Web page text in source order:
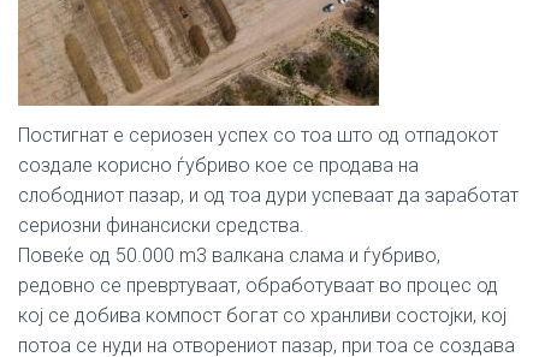
Постигнат е сериозен успех со тоа што од отпадокот
создале корисно ѓубриво кое се продава на
слободниот пазар, и од тоа дури успеваат да заработат
сериозни финансиски средства.
Повеќе од 50.000 m3 валкана слама и ѓубриво,
редовно се превртуваат, обработуваат во процес од
кој се добива компост богат со хранливи состојки, кој
потоа се нуди на отворениот пазар, при тоа се создава